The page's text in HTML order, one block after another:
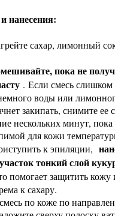
нанесения:
сахар, лимонный
пока не
. Если смесь слишком
воды или
закипать, снимите ее
нескольких минут,
для кожи
к эпиляции,
тонкий слой
помогает защитить кожу
к сахару.
по коже по